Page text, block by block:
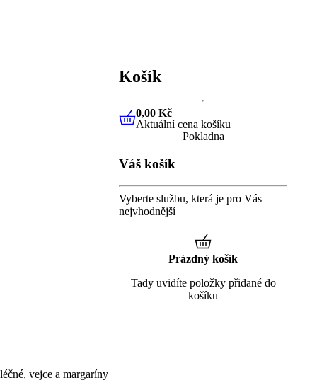
vejce a margaríny
Košík
0,00 KčAktuální cena košíku
0,00 Kč
Aktuální cena košíku
Pokladna
Váš košík
Vyberte službu, která je pro Vás
nejvhodnější
Prázdný košík
Tady uvidíte položky přidané do
košíku